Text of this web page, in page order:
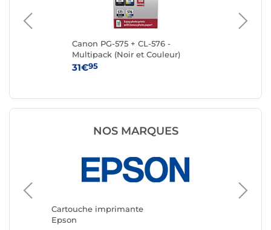
Canon PG-575 + CL-576 -
Multipack (Noir et Couleur)
31€95
NOS MARQUES
Cartouche imprimante
Epson
Canon